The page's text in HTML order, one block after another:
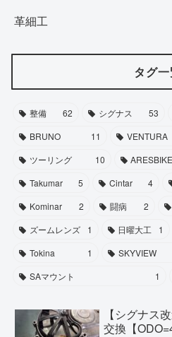
革細工
タグ
整備 62 シグナス 53
BRUNO
11 VENTURA
ツーリング
10
Takumar
5 Cintar 4
Kominar
2 闘病 2
ズームレンズ
1 日曜大工 1
Tokina
1 SKYVIEW
SAマウント
1
【シグナス
交換【